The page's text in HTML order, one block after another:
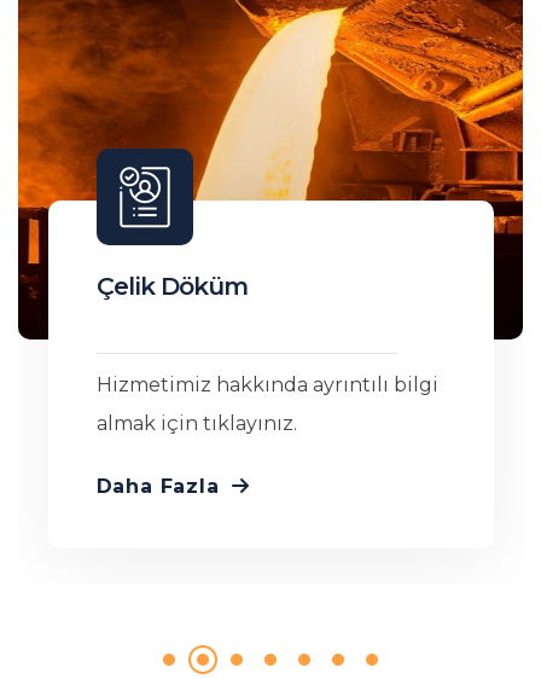
Çelik Döküm
Hizmetimiz hakkında ayrıntılı bilgi
almak için tıklayınız.
Daha Fazla